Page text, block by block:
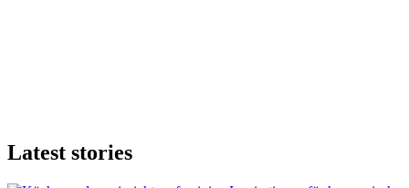
Latest stories